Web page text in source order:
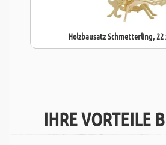
Holzbausatz Schmetterling, 22
IHRE VORTEILE